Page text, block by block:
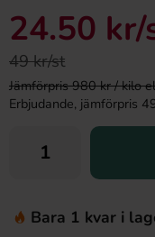
24.50 kr/
49 kr/st
Jämförpris 980 kr / kilo
Erbjudande, jämförpris
Bara 1 kvar i